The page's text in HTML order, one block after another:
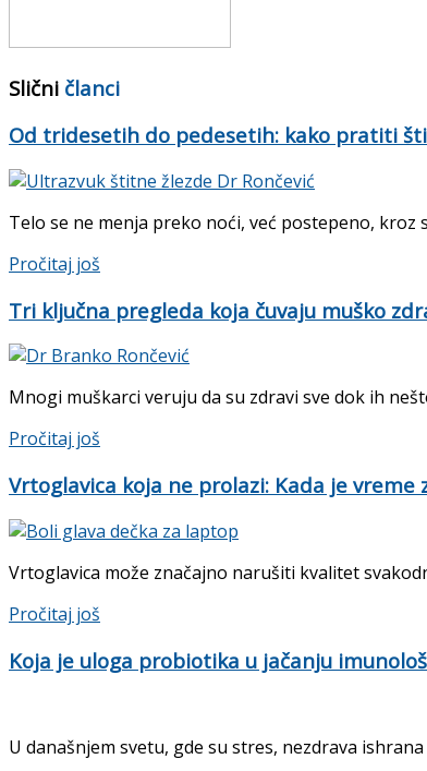
Slični članci
Od tridesetih do pedesetih: kako pratiti
Telo se ne menja preko noći, već postepeno,
Pročitaj još
Tri ključna pregleda koja čuvaju muško
Mnogi muškarci veruju da su zdravi sve dok ih
Pročitaj još
Vrtoglavica koja ne prolazi: Kada je vreme
Vrtoglavica može značajno narušiti kvalitet
Pročitaj još
Koja je uloga probiotika u jačanju
U današnjem svetu, gde su stres, nezdrava